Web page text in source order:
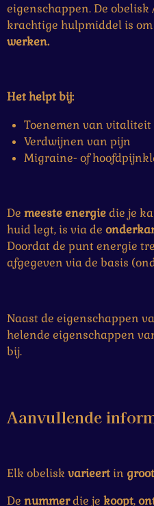
eigenschappen. De
krachtige hulpmiddel is
werken.
Het helpt bij:
Toenemen van vitaliteit
Verdwijnen van pijn
Migraine- of
De meeste energiedie je
huid legt, is via de
Doordat de punt energie
afgegeven via de basis
Naast de eigenschappen
helende eigenschappen
bij.
Aanvullende
Elk obelisk varieertin
De nummerdie je koopt,